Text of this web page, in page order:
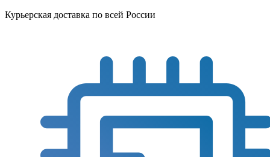
Курьерская доставка по всей России